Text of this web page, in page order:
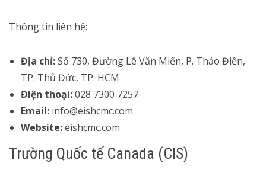
Thông tin liên hệ:
Địa chỉ:Số 730, Đường Lê Văn Miến, P. Thảo Điền,
TP. Thủ Đức, TP. HCM
Điện thoại:028 7300 7257
Email: info@eishcmc.com
Website:eishcmc.com
Trường Quốc tế Canada (CIS)